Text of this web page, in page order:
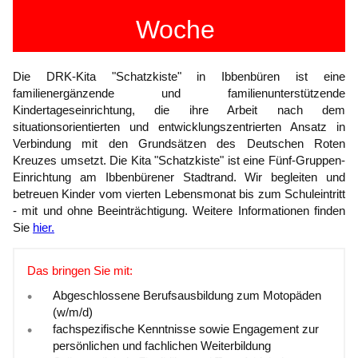
Woche
Die DRK-Kita "Schatzkiste" in Ibbenbüren ist eine
familienergänzende und familienunterstützende
Kindertageseinrichtung, die ihre Arbeit nach dem
situationsorientierten und entwicklungszentrierten Ansatz in
Verbindung mit den Grundsätzen des Deutschen Roten
Kreuzes umsetzt. Die Kita "Schatzkiste" ist eine Fünf-Gruppen-
Einrichtung am Ibbenbürener Stadtrand. Wir begleiten und
betreuen Kinder vom vierten Lebensmonat bis zum Schuleintritt
- mit und ohne Beeinträchtigung. Weitere Informationen finden
Sie hier.
Das bringen Sie mit:
Abgeschlossene Berufsausbildung zum Motopäden
(w/m/d)
fachspezifische Kenntnisse sowie Engagement zur
persönlichen und fachlichen Weiterbildung